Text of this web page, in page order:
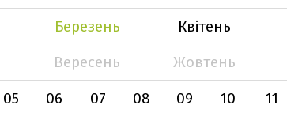
Березень Квітень
Вересень Жовтень
05 06 07 08 09 10 11